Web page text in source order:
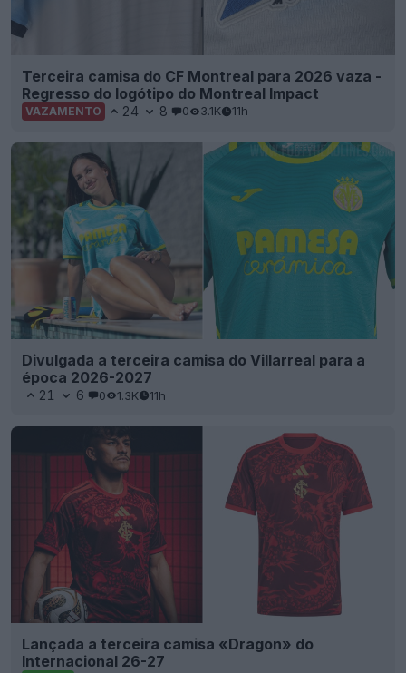
Terceira camisa do CF Montreal para 2026 vaza -
Regresso do logótipo do Montreal Impact
VAZAMENTO 24 8 0 3.1K 11h
Divulgada a terceira camisa do Villarreal para a
época 2026-2027
21 6 0 1.3K 11h
Lançada a terceira camisa «Dragon» do
Internacional 26-27